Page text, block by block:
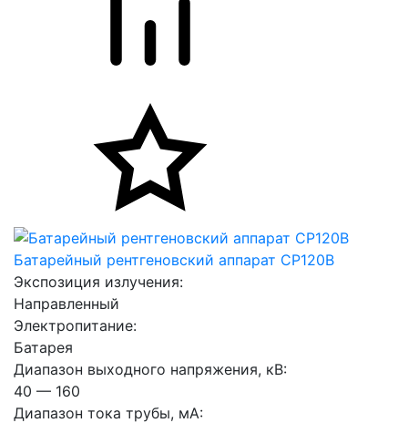
Батарейный рентгеновский аппарат CP120B
Экспозиция излучения:
Направленный
Электропитание:
Батарея
Диапазон выходного напряжения, кВ:
40 — 160
Диапазон тока трубы, мА: